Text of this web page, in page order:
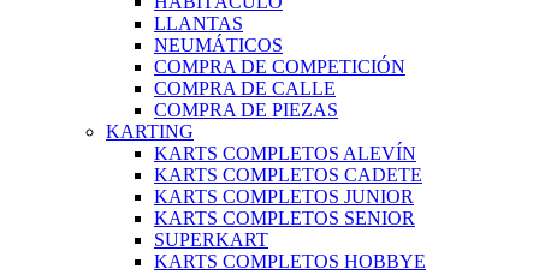
LLANTAS
NEUMÁTICOS
COMPRA DE COMPETICIÓN
COMPRA DE CALLE
COMPRA DE PIEZAS
KARTING
KARTS COMPLETOS ALEVÍN
KARTS COMPLETOS CADETE
KARTS COMPLETOS JUNIOR
KARTS COMPLETOS SENIOR
SUPERKART
KARTS COMPLETOS HOBBYE